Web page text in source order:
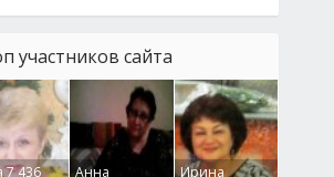
участников сайта
7 436
Анна
Ирина